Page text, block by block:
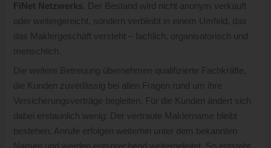
FiNet Netzwerks . Der Bestand wird nicht anonym verkauft
oder weitergereicht, sondern verbleibt in einem Umfeld, das
das Maklergeschäft versteht – fachlich, organisatorisch und
menschlich.
Die weitere Betreuung übernehmen qualifizierte Fachkräfte,
die Kunden zuverlässig bei allen Fragen rund um ihre
Versicherungsverträge begleiten. Für die Kunden ändert sich
dabei erstaunlich wenig: Der vertraute Maklername bleibt
bestehen, Anrufe erfolgen weiterhin unter dem bekannten